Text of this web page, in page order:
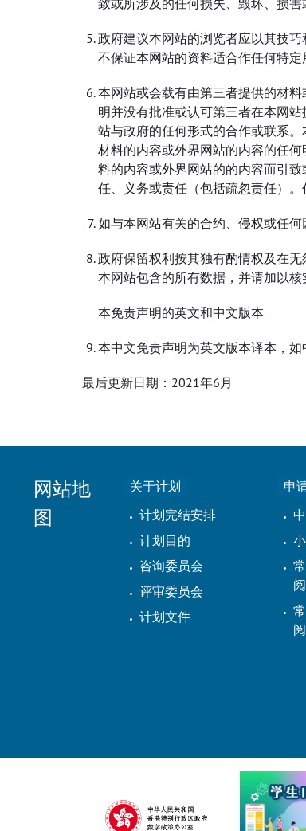
致或所涉及的任何损失、毁坏、损害
政府建议本网站的浏览者应以其技
不保证本网站的资料适合作任何特
本网站或会载有由第三者提供的材
明并没有批准或认可第三者在本网
站与政府的任何形式的合作或联系
材料的内容或外界网站的内容的任
料的内容或外界网站的的内容而引
任、义务或责任（包括疏忽责任）
如与本网站有关的合约、侵权或任
政府保留权利按其独有酌情权及在
本网站包含的所有数据，并请加以
本免责声明的英文和中文版本
本中文免责声明为英文版本译本，
最后更新日期：2021年6月
网站地
图
关于计划
计划完结安排
计划目的
咨询委员会
评审委员会
计划文件
申
阅
阅